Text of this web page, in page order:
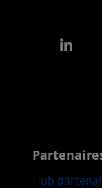
Hub